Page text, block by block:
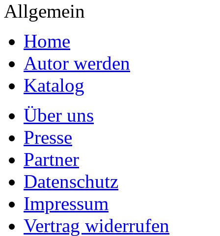
Allgemein
Home
Autor werden
Katalog
Über uns
Presse
Partner
Datenschutz
Impressum
Vertrag widerrufen